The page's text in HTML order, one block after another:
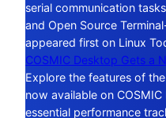
serial communication
and Open Source
appeared first on Linux
COSMIC Desktop Gets a
Explore the features of
now available on
essential performance